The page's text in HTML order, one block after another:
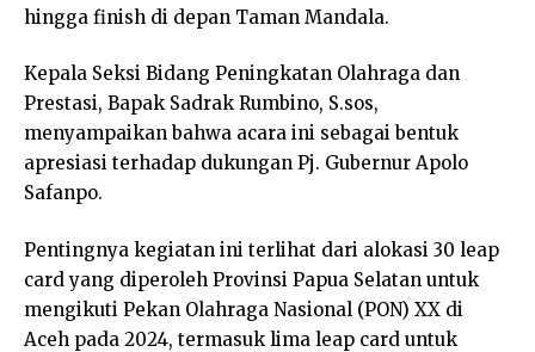
hingga finish di depan Taman Mandala.
Kepala Seksi Bidang Peningkatan Olahraga dan
Prestasi, Bapak Sadrak Rumbino, S.sos,
menyampaikan bahwa acara ini sebagai bentuk
apresiasi terhadap dukungan Pj. Gubernur Apolo
Safanpo.
Pentingnya kegiatan ini terlihat dari alokasi 30 leap
card yang diperoleh Provinsi Papua Selatan untuk
mengikuti Pekan Olahraga Nasional (PON) XX di
Aceh pada 2024, termasuk lima leap card untuk